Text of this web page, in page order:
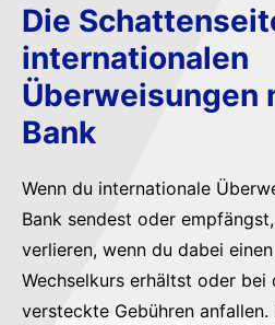
Die
internationalen
Überweisungen
Bank
Wenn du internationale
Bank sendest oder
verlieren, wenn du dabei
Wechselkurs erhältst oder bei
versteckte Gebühren